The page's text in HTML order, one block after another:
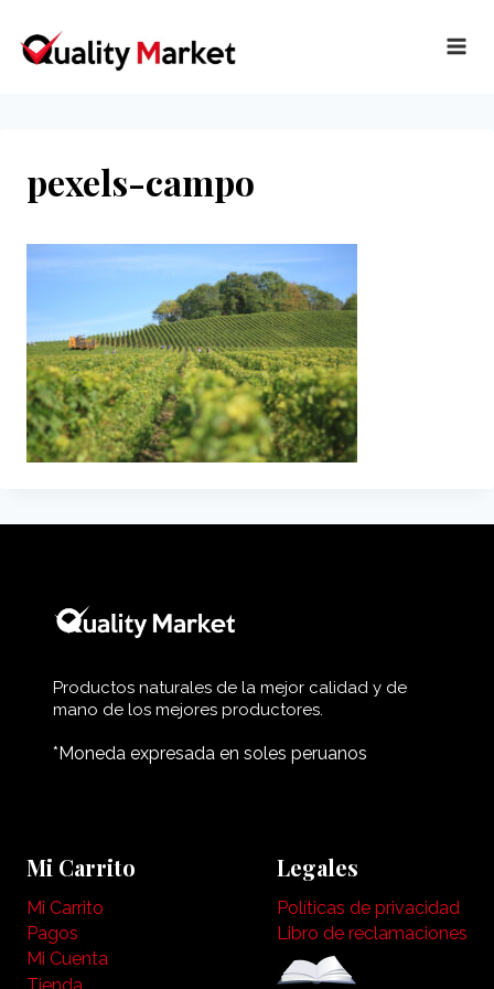
contenido
pexels-campo
Productos naturales de la mejor calidad y de
mano de los mejores productores.
*Moneda expresada en soles peruanos
Mi Carrito
Mi Carrito
Pagos
Mi Cuenta
Tienda
Legales
Políticas de privacidad
Libro de reclamaciones